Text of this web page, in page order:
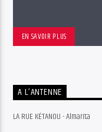
EN SAVOIR PLUS
A L’ANTENNE
LA RUE KÉTANOU - Almarita